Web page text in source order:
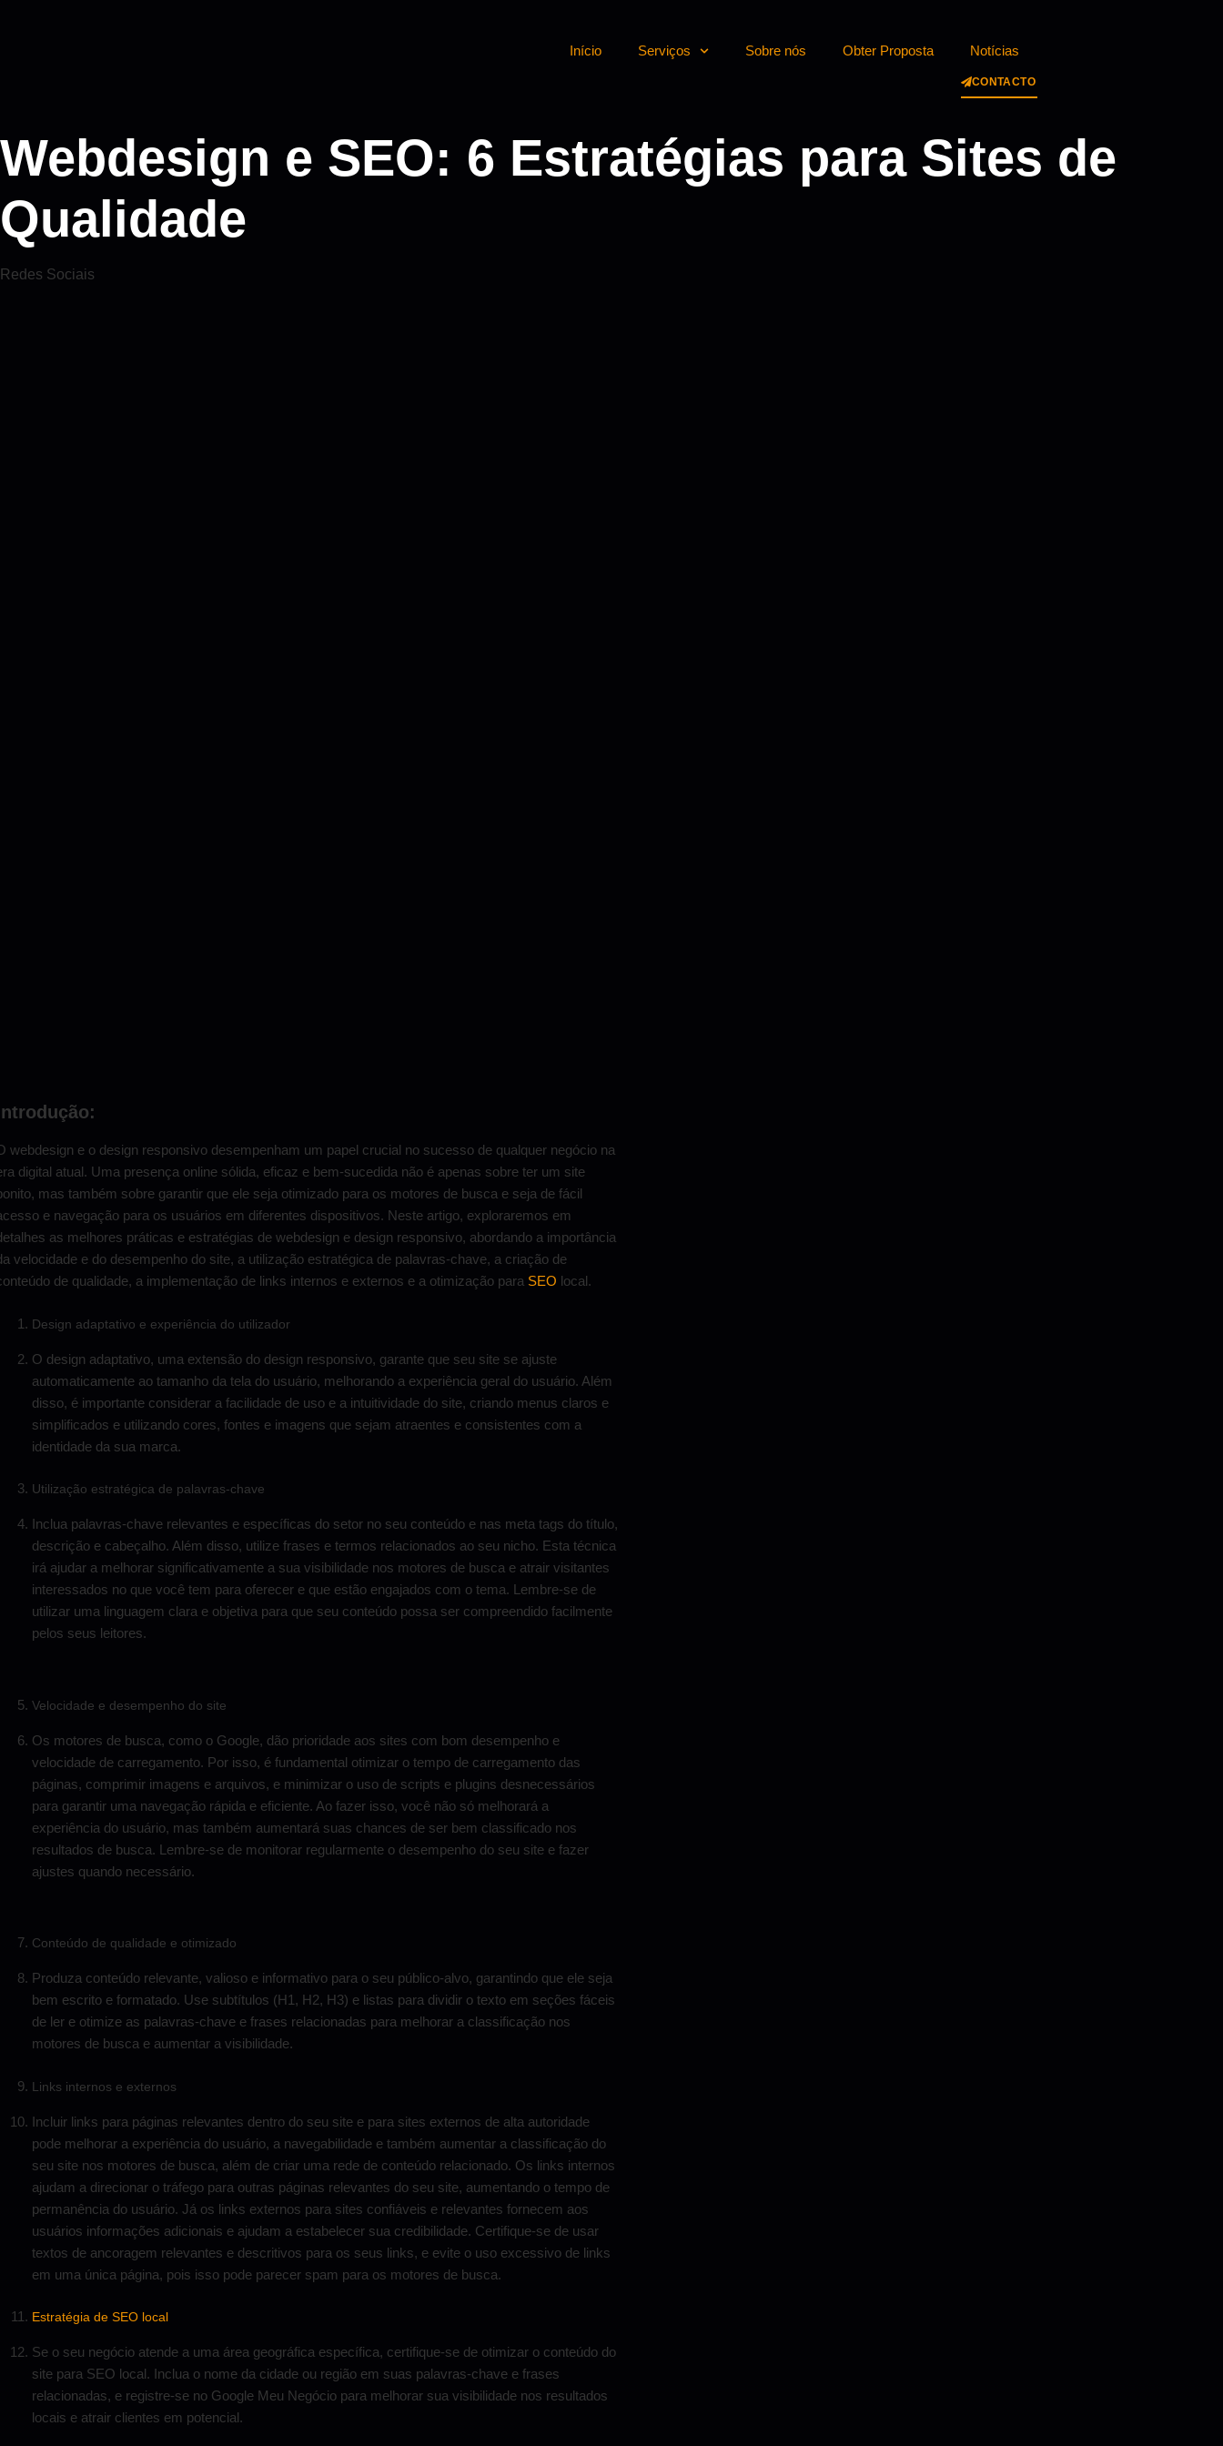
Início Serviços Sobre nós Obter Proposta Notícias
CONTACTO
Webdesign e SEO: 6 Estratégias para Sites de
Qualidade
Redes Sociais
webdesign e o design responsivo desempenham um papel crucial no sucesso de qualquer negócio na
digital atual. Uma presença online sólida, eficaz e bem-sucedida não é apenas sobre ter um site
mas também sobre garantir que ele seja otimizado para os motores de busca e seja de fácil
e navegação para os usuários em diferentes dispositivos. Neste artigo, exploraremos em
as melhores práticas e estratégias de webdesign e design responsivo, abordando a importância
velocidade e do desempenho do site, a utilização estratégica de palavras-chave, a criação de
de qualidade, a implementação de links internos e externos e a otimização para SEO local.
Design adaptativo e experiência do utilizador
O design adaptativo, uma extensão do design responsivo, garante que seu site se ajuste
automaticamente ao tamanho da tela do usuário, melhorando a experiência geral do usuário. Além
disso, é importante considerar a facilidade de uso e a intuitividade do site, criando menus claros e
simplificados e utilizando cores, fontes e imagens que sejam atraentes e consistentes com a
identidade da sua marca.
Utilização estratégica de palavras-chave
Inclua palavras-chave relevantes e específicas do setor no seu conteúdo e nas meta tags do título,
descrição e cabeçalho. Além disso, utilize frases e termos relacionados ao seu nicho. Esta técnica
irá ajudar a melhorar significativamente a sua visibilidade nos motores de busca e atrair visitantes
interessados no que você tem para oferecer e que estão engajados com o tema. Lembre-se de
utilizar uma linguagem clara e objetiva para que seu conteúdo possa ser compreendido facilmente
pelos seus leitores.
Velocidade e desempenho do site
Os motores de busca, como o Google, dão prioridade aos sites com bom desempenho e
velocidade de carregamento. Por isso, é fundamental otimizar o tempo de carregamento das
páginas, comprimir imagens e arquivos, e minimizar o uso de scripts e plugins desnecessários
para garantir uma navegação rápida e eficiente. Ao fazer isso, você não só melhorará a
experiência do usuário, mas também aumentará suas chances de ser bem classificado nos
resultados de busca. Lembre-se de monitorar regularmente o desempenho do seu site e fazer
ajustes quando necessário.
Conteúdo de qualidade e otimizado
Produza conteúdo relevante, valioso e informativo para o seu público-alvo, garantindo que ele seja
bem escrito e formatado. Use subtítulos (H1, H2, H3) e listas para dividir o texto em seções fáceis
de ler e otimize as palavras-chave e frases relacionadas para melhorar a classificação nos
motores de busca e aumentar a visibilidade.
Links internos e externos
Incluir links para páginas relevantes dentro do seu site e para sites externos de alta autoridade
pode melhorar a experiência do usuário, a navegabilidade e também aumentar a classificação do
seu site nos motores de busca, além de criar uma rede de conteúdo relacionado. Os links internos
ajudam a direcionar o tráfego para outras páginas relevantes do seu site, aumentando o tempo de
permanência do usuário. Já os links externos para sites confiáveis e relevantes fornecem aos
usuários informações adicionais e ajudam a estabelecer sua credibilidade. Certifique-se de usar
textos de ancoragem relevantes e descritivos para os seus links, e evite o uso excessivo de links
em uma única página, pois isso pode parecer spam para os motores de busca.
Estratégia de SEO local
Se o seu negócio atende a uma área geográfica específica, certifique-se de otimizar o conteúdo do
site para SEO local. Inclua o nome da cidade ou região em suas palavras-chave e frases
relacionadas, e registre-se no Google Meu Negócio para melhorar sua visibilidade nos resultados
locais e atrair clientes em potencial.